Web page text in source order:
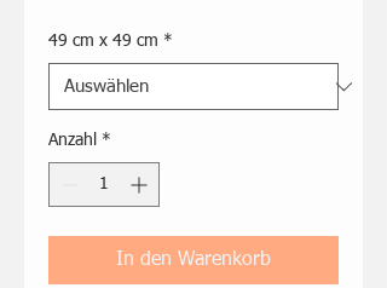
49 cm x 49 cm *
Anzahl *
In den Warenkorb